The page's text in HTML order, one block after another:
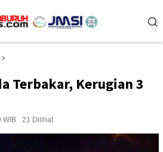
Terbakar, Kerugian 3
WIB 21 Dilihat